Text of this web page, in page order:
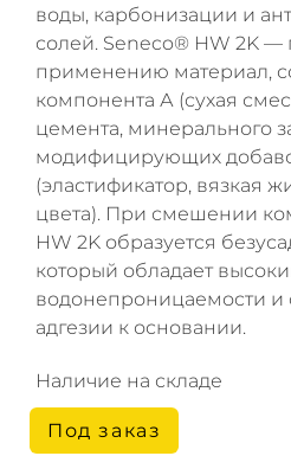
воды, карбонизации и
солей. Seneco® HW 2K —
применению материал,
компонента А (сухая
цемента, минерального
модифицирующих
(эластификатор, вязкая
цвета). При смешении
HW 2K образуется
который обладает
водонепроницаемости и
адгезии к основании.
Наличие на складе
Под заказ